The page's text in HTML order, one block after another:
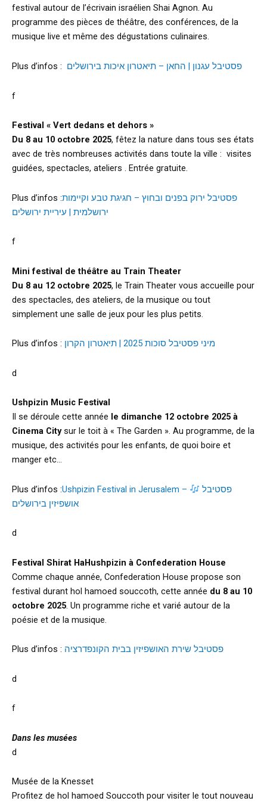
festival autour de l’écrivain israélien Shai Agnon. Au
programme des pièces de théâtre, des conférences, de la
musique live et même des dégustations culinaires.
Plus d’infos : פסטיבל עגנון | החאן – תיאטרון איכות בירושלים
f
Festival « Vert dedans et dehors »
Du 8 au 10 octobre 2025, fêtez la nature dans tous ses états
avec de très nombreuses activités dans toute la ville : visites
guidées, spectacles, ateliers . Entrée gratuite.
Plus d’infos :פסטיבל ירוק בפנים ובחוץ – חגיגת טבע וקיימות
ירושלמית | עיריית ירושלים
f
Mini festival de théâtre au Train Theater
Du 8 au 12 octobre 2025, le Train Theater vous accueille pour
des spectacles, des ateliers, de la musique ou tout
simplement une salle de jeux pour les plus petits.
Plus d’infos : מיני פסטיבל סוכות 2025 | תיאטרון הקרון
d
Ushpizin Music Festival
Il se déroule cette année le dimanche 12 octobre 2025 à
Cinema Citysur le toit à « The Garden ». Au programme, de la
musique, des activités pour les enfants, de quoi boire et
manger etc…
Plus d’infos :Ushpizin Festival in Jerusalem –
אושפיזין בירושלים
d
Festival Shirat HaHushpizin à Confederation House
Comme chaque année, Confederation House propose son
festival durant hol hamoed souccoth, cette année du 8 au 10
octobre 2025. Un programme riche et varié autour de la
poésie et de la musique.
Plus d’infos : פסטיבל שירת האושפיזין בבית הקונפדרציה
d
f
Dans les musées
d
Musée de la Knesset
Profitez de hol hamoed Souccoth pour visiter le tout nouveau